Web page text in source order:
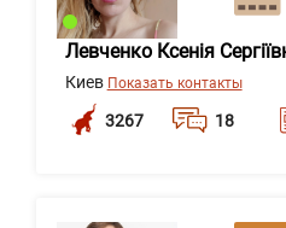
Левченко Ксенія
Киев Показать контакты
3267 18